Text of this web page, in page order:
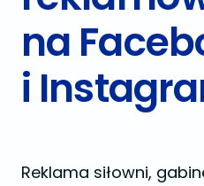
na
i
Reklama siłowni,